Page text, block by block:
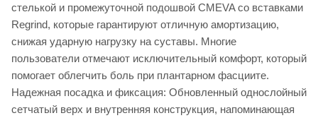
стелькой и промежуточной подошвой CMEVA со вставками
Regrind, которые гарантируют отличную амортизацию,
снижая ударную нагрузку на суставы. Многие
пользователи отмечают исключительный комфорт, который
помогает облегчить боль при плантарном фасциите.
Надежная посадка и фиксация: Обновленный однослойный
сетчатый верх и внутренняя конструкция, напоминающая